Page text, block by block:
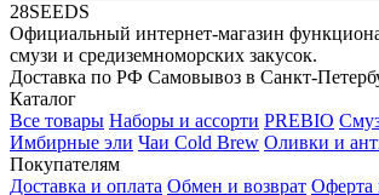
28SEEDS
Официальный интернет-магазин
смузи и средиземноморских закусок.
Доставка по РФ Самовывоз в Санкт-
Каталог
Все товары Наборы и ассорти PREBIO
Имбирные эли Чаи Cold Brew Оливки и
Покупателям
Доставка и оплата Обмен и возврат Оферта